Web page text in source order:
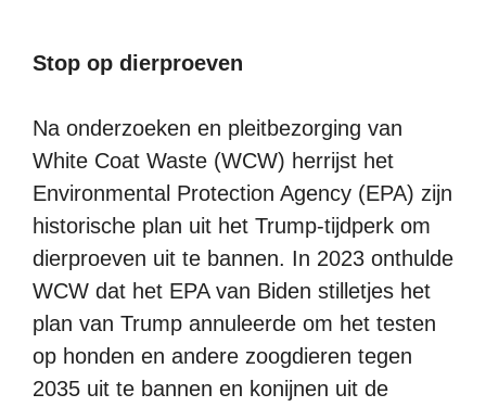
Stop op dierproeven
Na onderzoeken en pleitbezorging van
White Coat Waste (WCW) herrijst het
Environmental Protection Agency (EPA) zijn
historische plan uit het Trump-tijdperk om
dierproeven uit te bannen. In 2023 onthulde
WCW dat het EPA van Biden stilletjes het
plan van Trump annuleerde om het testen
op honden en andere zoogdieren tegen
2035 uit te bannen en konijnen uit de